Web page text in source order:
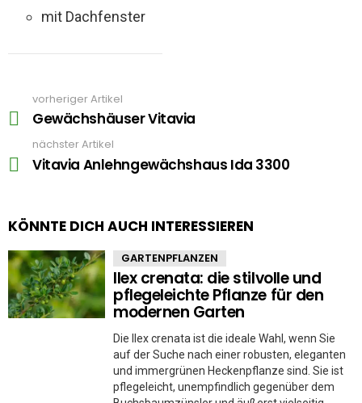
mit Dachfenster
more
vorheriger Artikel
Gewächshäuser Vitavia
nächster Artikel
Vitavia Anlehngewächshaus Ida 3300
KÖNNTE DICH AUCH INTERESSIEREN
GARTENPFLANZEN
Ilex crenata: die stilvolle und
pflegeleichte Pflanze für den
modernen Garten
Die Ilex crenata ist die ideale Wahl, wenn Sie
auf der Suche nach einer robusten, eleganten
und immergrünen Heckenpflanze sind. Sie ist
pflegeleicht, unempfindlich gegenüber dem